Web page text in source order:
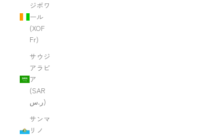
ジボワ
ール
(XOF
Fr)
サウジ
アラビ
ア
(SAR
ر.س)
サンマ
リノ